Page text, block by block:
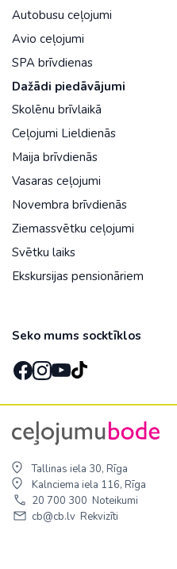
Autobusu ceļojumi
Avio ceļojumi
SPA brīvdienas
Dažādi piedāvājumi
Skolēnu brīvlaikā
Ceļojumi Lieldienās
Maija brīvdienās
Vasaras ceļojumi
Novembra brīvdienās
Ziemassvētku ceļojumi
Svētku laiks
Ekskursijas pensionāriem
Seko mums socktīklos
Tallinas iela 30, Rīga
Kalnciema iela 116, Rīga
20 700 300 Noteikumi
cb@cb.lv Rekvizīti